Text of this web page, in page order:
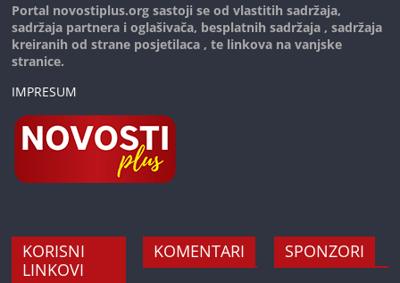
Portal novostiplus.org sastoji se od vlastitih sadržaja,
sadržaja partnera i oglašivača, besplatnih sadržaja , sadržaja
kreiranih od strane posjetilaca , te linkova na vanjske
stranice.
IMPRESUM
KORISNI
LINKOVI
KOMENTARI SPONZORI